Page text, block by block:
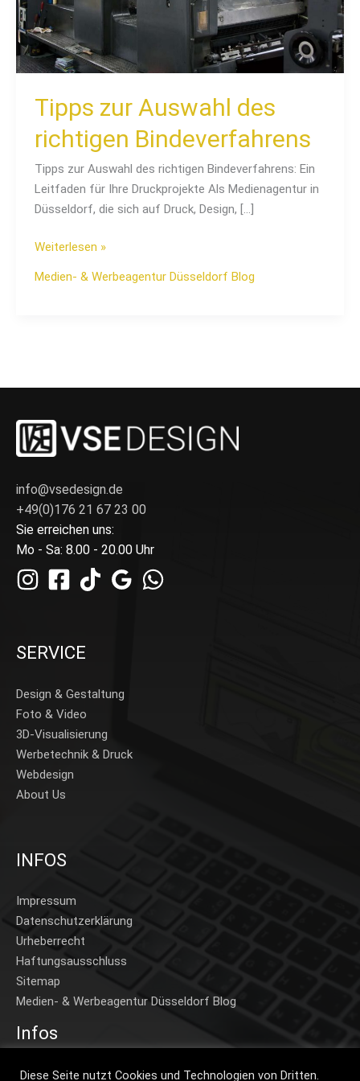
Tipps zur Auswahl des
richtigen Bindeverfahrens
Tipps zur Auswahl des richtigen Bindeverfahrens: Ein
Leitfaden für Ihre Druckprojekte Als Medienagentur in
Düsseldorf, die sich auf Druck, Design, […]
Weiterlesen »
Medien- & Werbeagentur Düsseldorf Blog
info@vsedesign.de
+49(0)176 21 67 23 00
Sie erreichen uns:
Mo - Sa: 8.00 - 20.00 Uhr
SERVICE
Design & Gestaltung
Foto & Video
3D-Visualisierung
Werbetechnik & Druck
Webdesign
About Us
INFOS
Impressum
Datenschutzerklärung
Urheberrecht
Haftungsausschluss
Sitemap
Medien- & Werbeagentur Düsseldorf Blog
Infos
Home
Diese Seite nutzt Cookies und Technologien von Dritten.